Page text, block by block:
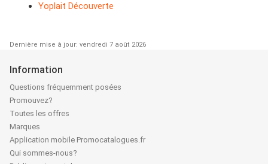
Yoplait Découverte
Dernière mise à jour: vendredi 7 août 2026
Information
Questions fréquemment posées
Promouvez?
Toutes les offres
Marques
Application mobile Promocatalogues.fr
Qui sommes-nous?